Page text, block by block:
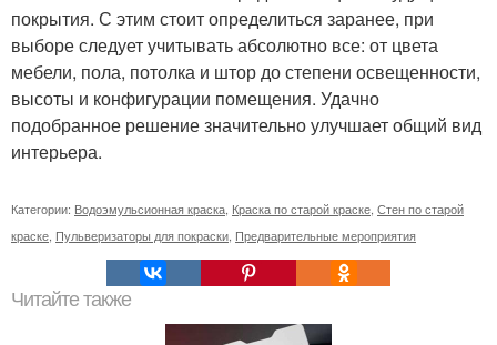
покрытия. С этим стоит определиться заранее, при
выборе следует учитывать абсолютно все: от цвета
мебели, пола, потолка и штор до степени освещенности,
высоты и конфигурации помещения. Удачно
подобранное решение значительно улучшает общий вид
интерьера.
Категории: Водоэмульсионная краска Краска по старой краске Стен по старой
краске Пульверизаторы для покраски Предварительные мероприятия
Читайте также